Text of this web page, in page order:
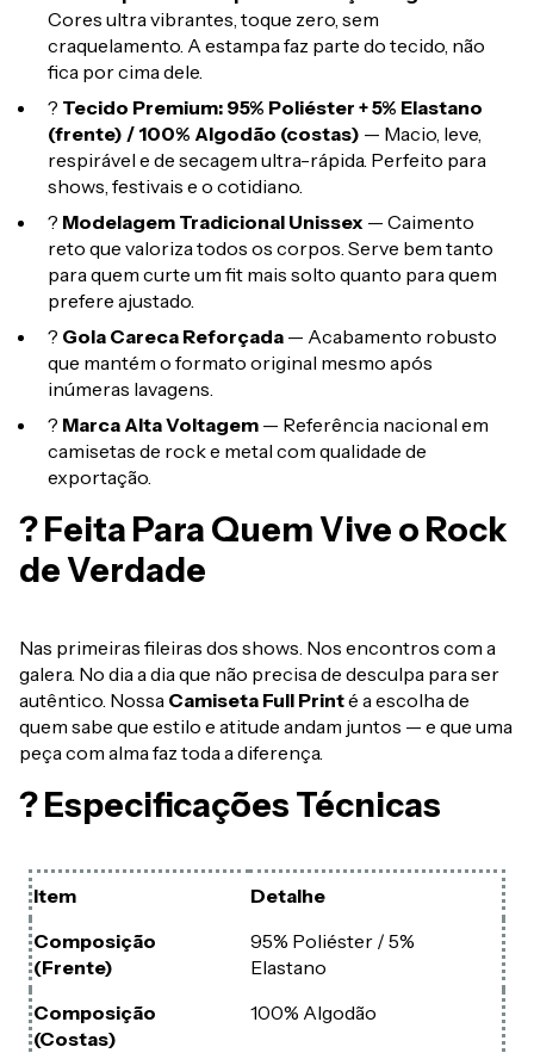
Cores ultra vibrantes, toque zero, sem
craquelamento. A estampa faz parte do tecido, não
fica por cima dele.
? Tecido Premium: 95% Poliéster + 5% Elastano
(frente) / 100% Algodão (costas) — Macio, leve,
respirável e de secagem ultra-rápida. Perfeito para
shows, festivais e o cotidiano.
? Modelagem Tradicional Unissex — Caimento
reto que valoriza todos os corpos. Serve bem tanto
para quem curte um fit mais solto quanto para quem
prefere ajustado.
? Gola Careca Reforçada — Acabamento robusto
que mantém o formato original mesmo após
inúmeras lavagens.
? Marca Alta Voltagem — Referência nacional em
camisetas de rock e metal com qualidade de
exportação.
? Feita Para Quem Vive o Rock
de Verdade
Nas primeiras fileiras dos shows. Nos encontros com a
galera. No dia a dia que não precisa de desculpa para ser
autêntico. Nossa Camiseta Full Printé a escolha de
quem sabe que estilo e atitude andam juntos — e que uma
peça com alma faz toda a diferença.
? Especificações Técnicas
Item
Detalhe
Composição
(Frente)
95% Poliéster / 5%
Elastano
Composição
(Costas)
100% Algodão